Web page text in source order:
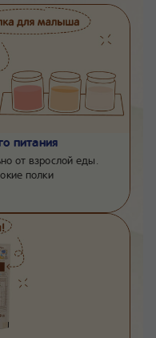
питания
от взрослой еды.
полки